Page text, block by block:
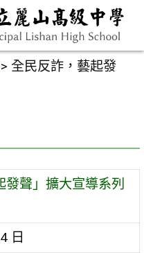
> 全民反詐，藝起發
發聲」擴大宣導系列
日